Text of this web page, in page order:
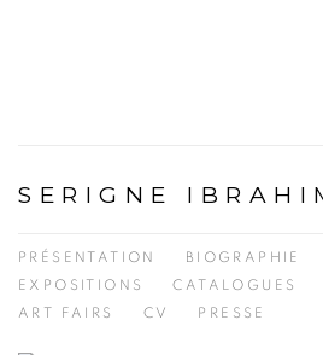
SERIGNE
PRÉSENTATION BIOGRAPHIE
EXPOSITIONS
CATALOGUES
ART FAIRS
CV PRESSE